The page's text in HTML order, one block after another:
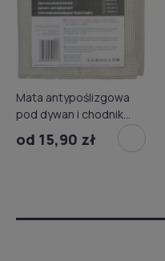
Mata antypoślizgowa
pod dywan i chodnik
od 15,90 zł